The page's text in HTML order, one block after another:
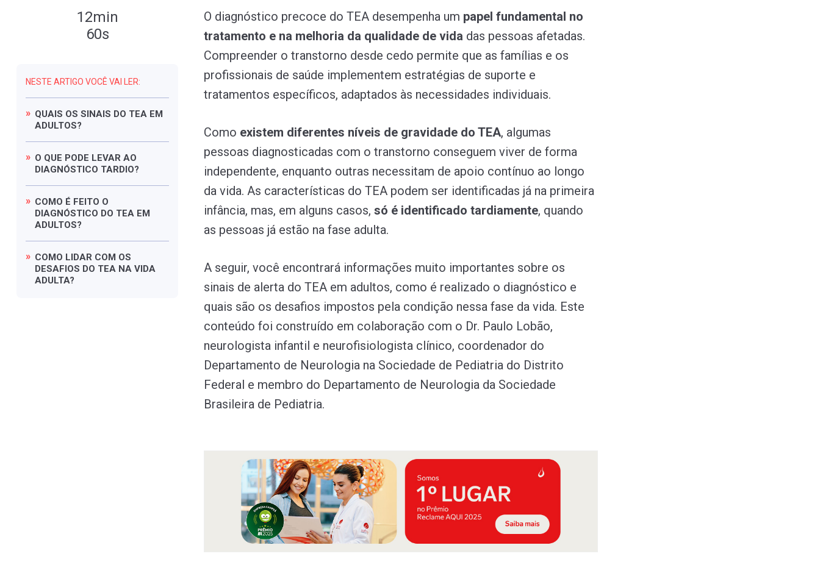
12min
60s
NESTE ARTIGO VOCÊ VAI LER:
QUAIS OS SINAIS DO TEA EM
ADULTOS?
O QUE PODE LEVAR AO
DIAGNÓSTICO TARDIO?
COMO É FEITO O
DIAGNÓSTICO DO TEA EM
ADULTOS?
COMO LIDAR COM OS
DESAFIOS DO TEA NA VIDA
ADULTA?
O diagnóstico precoce do TEA desempenha um papel fundamental no
tratamento e na melhoria da qualidade de vida das pessoas afetadas.
Compreender o transtorno desde cedo permite que as famílias e os
profissionais de saúde implementem estratégias de suporte e
tratamentos específicos, adaptados às necessidades individuais.
Como existem diferentes níveis de gravidade do TEA, algumas
pessoas diagnosticadas com o transtorno conseguem viver de forma
independente, enquanto outras necessitam de apoio contínuo ao longo
da vida. As características do TEA podem ser identificadas já na primeira
infância, mas, em alguns casos, só é identificado tardiamente, quando
as pessoas já estão na fase adulta.
A seguir, você encontrará informações muito importantes sobre os
sinais de alerta do TEA em adultos, como é realizado o diagnóstico e
quais são os desafios impostos pela condição nessa fase da vida. Este
conteúdo foi construído em colaboração com o Dr. Paulo Lobão,
neurologista infantil e neurofisiologista clínico, coordenador do
Departamento de Neurologia na Sociedade de Pediatria do Distrito
Federal e membro do Departamento de Neurologia da Sociedade
Brasileira de Pediatria.